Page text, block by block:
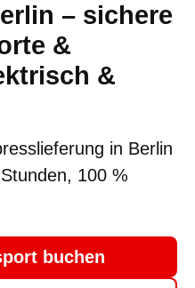
– sichere
&
&
in Berlin
, 100 %
buchen